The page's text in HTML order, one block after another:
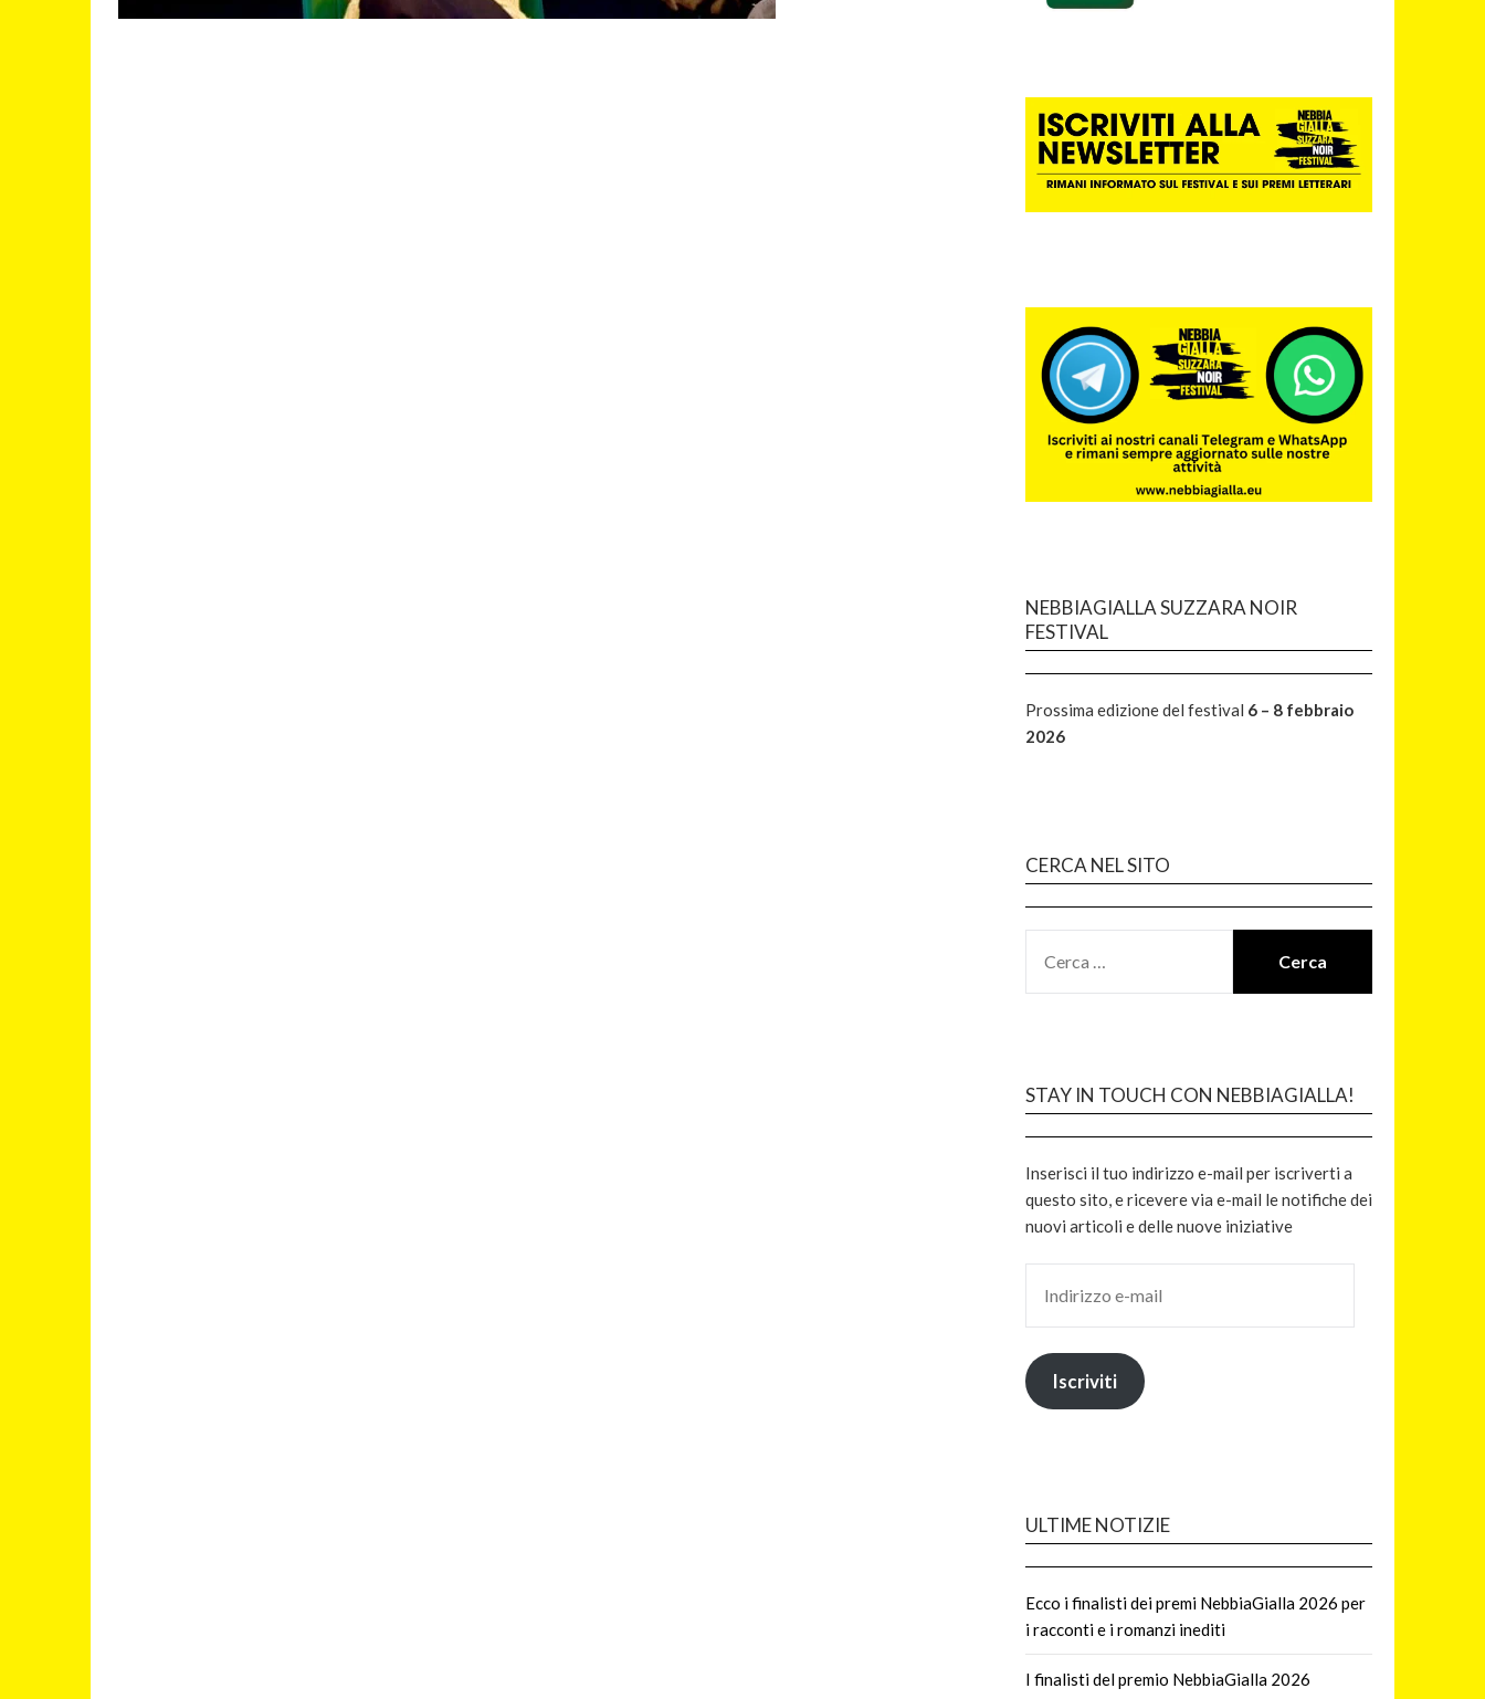
NEBBIAGIALLA SUZZARA NOIR
FESTIVAL
Prossima edizione del festival 6 – 8 febbraio
2026
CERCA NEL SITO
STAY IN TOUCH CON NEBBIAGIALLA!
Inserisci il tuo indirizzo e-mail per iscriverti a
questo sito, e ricevere via e-mail le notifiche dei
nuovi articoli e delle nuove iniziative
Iscriviti
ULTIME NOTIZIE
Ecco i finalisti dei premi NebbiaGialla 2026 per
i racconti e i romanzi inediti
I finalisti del premio NebbiaGialla 2026